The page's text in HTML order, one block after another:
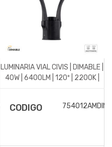
LUMINARIA VIAL CIVIS | DIMABLE |
40W | 6400LM | 120º | 2200K |
CODIGO 754012AMDIM